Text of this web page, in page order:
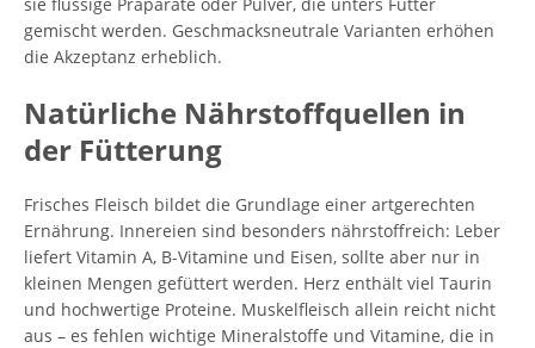
gemischt werden. Geschmacksneutrale Varianten erhöhen
die Akzeptanz erheblich.
Natürliche Nährstoffquellen in
der Fütterung
Frisches Fleisch bildet die Grundlage einer artgerechten
Ernährung. Innereien sind besonders nährstoffreich: Leber
liefert Vitamin A, B-Vitamine und Eisen, sollte aber nur in
kleinen Mengen gefüttert werden. Herz enthält viel Taurin
und hochwertige Proteine. Muskelfleisch allein reicht nicht
aus – es fehlen wichtige Mineralstoffe und Vitamine, die in